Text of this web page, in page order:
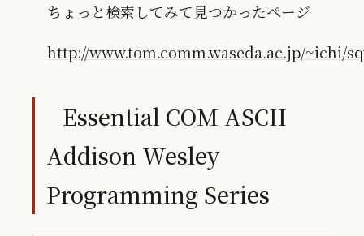
ちょっと検索してみて見つかったページ
http://www.tom.comm.waseda.ac.jp/~ichi/
Essential COM ASCII
Addison Wesley
Programming Series